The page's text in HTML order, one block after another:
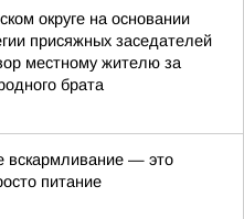
округе на основании
присяжных заседателей
местному жителю за
брата
вскармливание — это
питание